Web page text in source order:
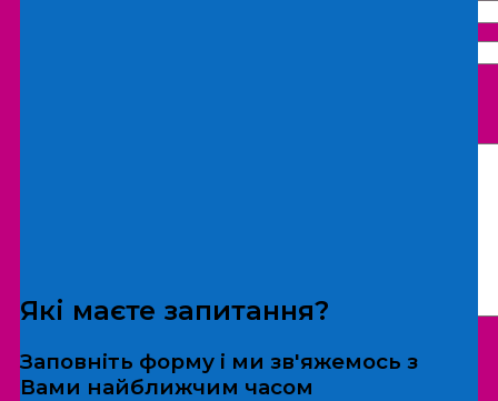
*Дані не передаються третім особам
Які маєте запитання?
Заповніть форму і ми зв'яжемось з
Вами найближчим часом